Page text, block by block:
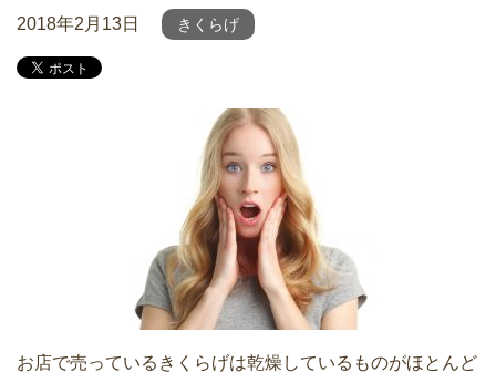
2018年2月13日 きくらげ
お店で売っているきくらげは乾燥しているものがほとんど